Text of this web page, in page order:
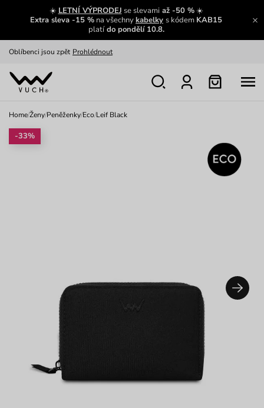
☀️ LETNÍ VÝPRODEJ se slevamiaž -50 %☀️
Extra sleva -15 % na všechnykabelky s kódem KAB15
platído pondělí 10.8.
Zajímavosti ze světa Vuch:
Zobrazit
Oblíbenci jsou zpět Prohlédnout
Nech se inspirovat
Home/Ženy/Peněženky/Eco/Leif Black
-33%